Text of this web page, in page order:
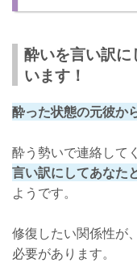
さいごに
酔いを言い訳
います！
酔った状態の元彼か
酔う勢いで連絡して
言い訳にしてあなた
ようです。
修復したい関係性が
必要があります。